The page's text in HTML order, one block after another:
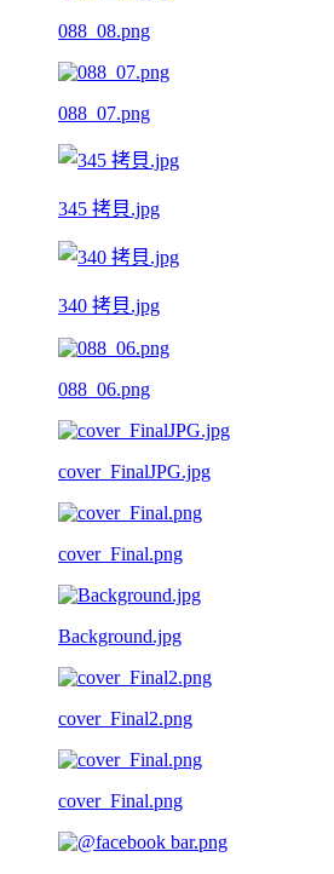
088_08.png
088_07.png
345 拷貝.jpg
340 拷貝.jpg
088_06.png
cover_FinalJPG.jpg
cover_Final.png
Background.jpg
cover_Final2.png
cover_Final.png